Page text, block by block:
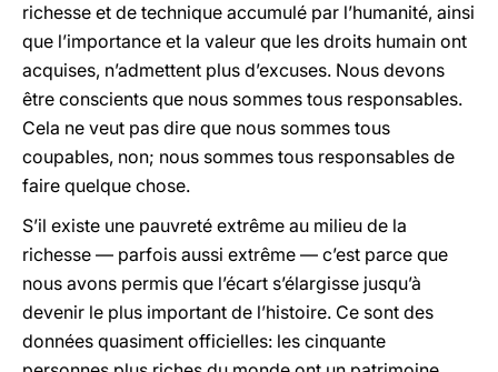
richesse et de technique accumulé par l’humanité, ainsi
que l’importance et la valeur que les droits humain ont
acquises, n’admettent plus d’excuses. Nous devons
être conscients que nous sommes tous responsables.
Cela ne veut pas dire que nous sommes tous
coupables, non; nous sommes tous responsables de
faire quelque chose.
S’il existe une pauvreté extrême au milieu de la
richesse — parfois aussi extrême — c’est parce que
nous avons permis que l’écart s’élargisse jusqu’à
devenir le plus important de l’histoire. Ce sont des
données quasiment officielles: les cinquante